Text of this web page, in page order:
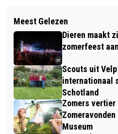
NL-ALERT
MAANDAG 2 JUNI
HISTORISCHE
GIDSEN IN DE STEEG
Meest Gelezen
Dieren maakt
zomerfeest
Scouts uit
internationaal
Schotland
Zomers vertier
Museum